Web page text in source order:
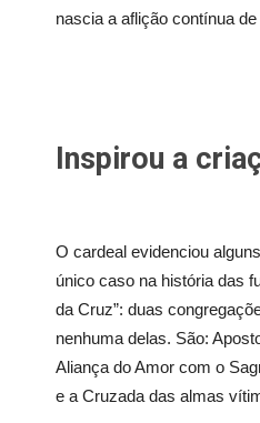
nascia a aflição contínua
Inspirou a
O cardeal evidenciou
único caso na história das
da Cruz”: duas
nenhuma delas. São:
Aliança do Amor com o
e a Cruzada das almas